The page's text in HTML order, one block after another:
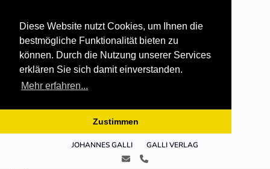
Diese Website nutzt Cookies, um Ihnen die
bestmögliche Funktionalität bieten zu
können. Durch die Nutzung unserer Services
erklären Sie sich damit einverstanden.
Mehr erfahren...
Zustimmen
JOHANNES GALLI GALLI VERLAG
E- Telefon